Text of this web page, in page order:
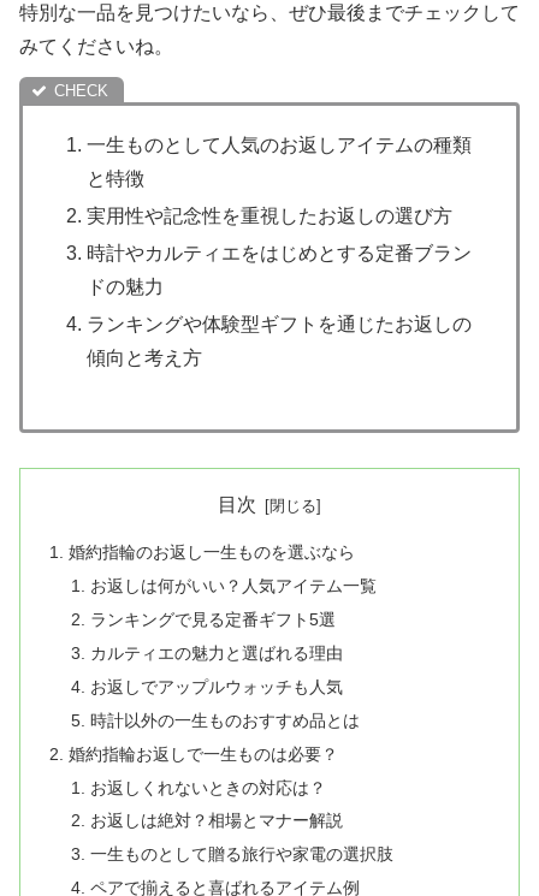
特別な一品を見つけたいなら、ぜひ最後までチェックして
みてくださいね。
一生ものとして人気のお返しアイテムの種類
と特徴
実用性や記念性を重視したお返しの選び方
時計やカルティエをはじめとする定番ブラン
ドの魅力
ランキングや体験型ギフトを通じたお返しの
傾向と考え方
目次
婚約指輪のお返し一生ものを選ぶなら
お返しは何がいい？人気アイテム一覧
ランキングで見る定番ギフト5選
カルティエの魅力と選ばれる理由
お返しでアップルウォッチも人気
時計以外の一生ものおすすめ品とは
婚約指輪お返しで一生ものは必要？
お返しくれないときの対応は？
お返しは絶対？相場とマナー解説
一生ものとして贈る旅行や家電の選択肢
ペアで揃えると喜ばれるアイテム例